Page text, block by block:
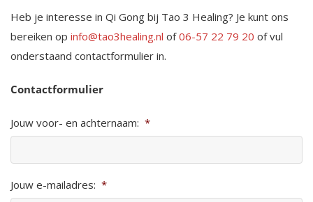
Heb je interesse in Qi Gong bij Tao 3 Healing? Je kunt ons
bereiken op info@tao3healing.nl of06-57 22 79 20 of vul
onderstaand contactformulier in.
Contactformulier
Jouw voor- en achternaam: *
Jouw e-mailadres: *